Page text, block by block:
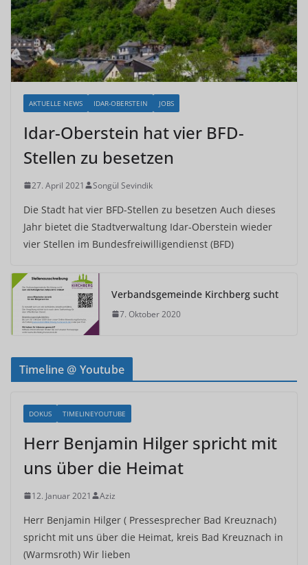
AKTUELLE NEWS IDAR-OBERSTEIN JOBS
Idar-Oberstein hat vier BFD-
Stellen zu besetzen
27. April 2021 Songül Sevindik
Die Stadt hat vier BFD-Stellen zu besetzen Auch dieses
Jahr bietet die Stadtverwaltung Idar-Oberstein wieder
vier Stellen im Bundesfreiwilligendienst (BFD)
Verbandsgemeinde Kirchberg sucht
7. Oktober 2020
Timeline @ Youtube
DOKUS TIMELINEYOUTUBE
Herr Benjamin Hilger spricht mit
uns über die Heimat
12. Januar 2021 Aziz
Herr Benjamin Hilger ( Pressesprecher Bad Kreuznach)
spricht mit uns über die Heimat, kreis Bad Kreuznach in
(Warmsroth) Wir lieben